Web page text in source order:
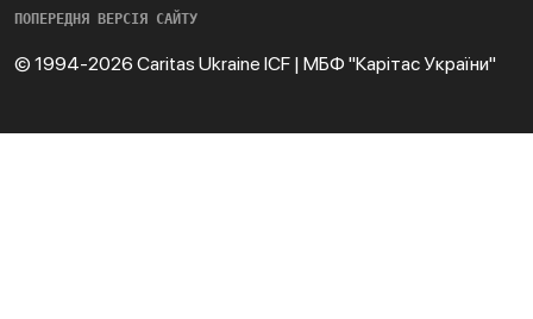
ПОПЕРЕДНЯ ВЕРСІЯ САЙТУ
© 1994-2026 Caritas Ukraine ICF | МБФ "Карітас України"